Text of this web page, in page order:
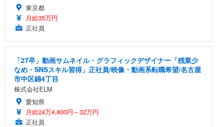
東京都
月給35万円
正社員
「27卒」動画サムネイル・グラフィックデザイナー「残業少
なめ・SNSスキル習得」正社員/映像・動画系転職希望/名古屋
市中区錦4丁目
株式会社ELM
愛知県
月給24万4,800円～32万円
正社員